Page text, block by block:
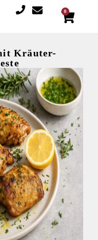
0
Kräuter-